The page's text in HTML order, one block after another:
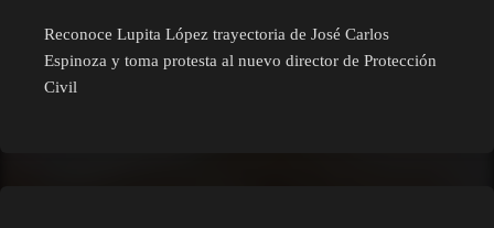
Reconoce Lupita López trayectoria de José Carlos
Espinoza y toma protesta al nuevo director de Protección
Civil